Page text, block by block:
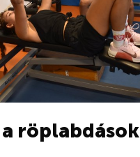
a röplabdások